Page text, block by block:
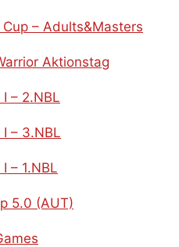
– Adults&Masters
Aktionstag
– 2.NBL
– 3.NBL
– 1.NBL
5.0 (AUT)